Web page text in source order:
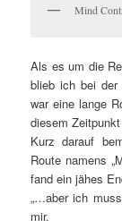
Mind
Als es um die
blieb ich bei der
war eine lange
diesem
Kurz darauf
Route namens
fand ein jähes
„…aber ich
mir.